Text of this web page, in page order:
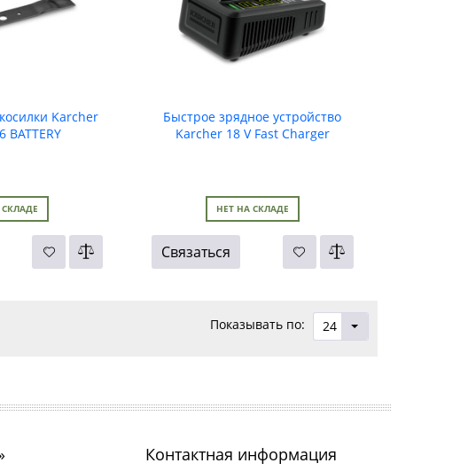
Karcher
BATTERY
Быстрое зрядное устройство
Karcher 18 V Fast Charger
НЕТ НА СКЛАДЕ
Связаться
Показывать по: 24
Контактная информация